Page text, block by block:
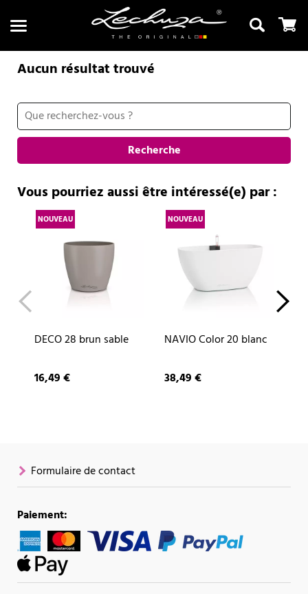
Recherche
Aucun résultat trouvé
Recherche
Vous pourriez aussi être intéressé(e) par :
NOUVEAU
DECO 28 brun sable
16,49 €
NOUVEAU
NAVIO Color 20 blanc
38,49 €
Formulaire de contact
Paiement: